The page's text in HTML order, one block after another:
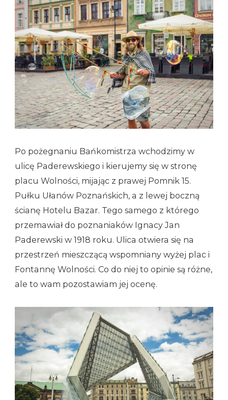
Po pożegnaniu Bańkomistrza wchodzimy w
ulicę Paderewskiego i kierujemy się w stronę
placu Wolności, mijając z prawej Pomnik 15.
Pułku Ułanów Poznańskich, a z lewej boczną
ścianę Hotelu Bazar. Tego samego z którego
przemawiał do poznaniaków Ignacy Jan
Paderewski w 1918 roku. Ulica otwiera się na
przestrzeń mieszczącą wspomniany wyżej plac i
Fontannę Wolności. Co do niej to opinie są różne,
ale to wam pozostawiam jej ocenę.